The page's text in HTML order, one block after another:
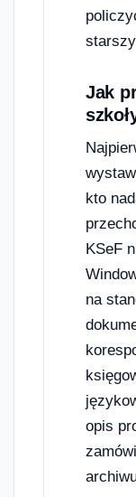
Jak
kto
KSeF
na
opis